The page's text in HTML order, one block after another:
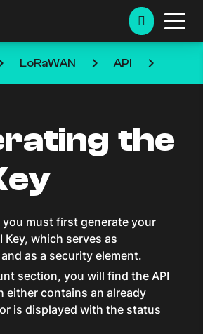
LoRaWAN keyboard_arrow_right API keyboard_arrow_right
the
you must first generate your
Key, which serves as
as a security element.
section, you will find the API
either contains an already
is displayed with the status